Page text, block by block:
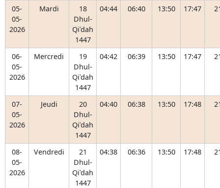
05-
05-
2026
Mardi
18
Dhul-
Qiʿdah
1447
04:44 06:40 13:50 17:47
06-
05-
2026
Mercredi
19
Dhul-
Qiʿdah
1447
04:42 06:39 13:50 17:47
07-
05-
2026
Jeudi
20
Dhul-
Qiʿdah
1447
04:40 06:38 13:50 17:48
08-
05-
2026
Vendredi
21
Dhul-
Qiʿdah
1447
04:38 06:36 13:50 17:48